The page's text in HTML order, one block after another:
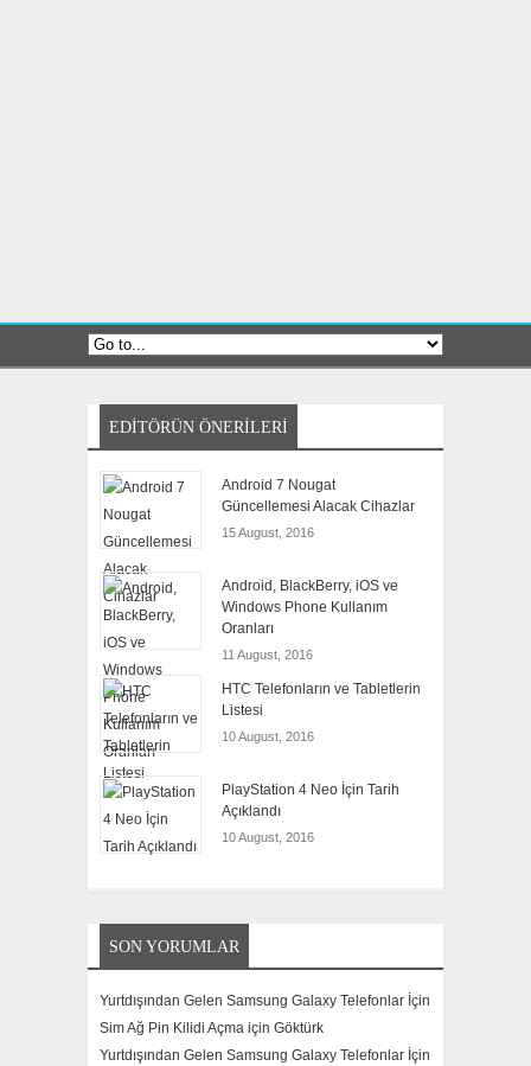
EDITÖRÜN ÖNERILERI
Android 7 Nougat
Güncellemesi Alacak Cihazlar
15 August, 2016
Android, BlackBerry, iOS ve
Windows Phone Kullanım
Oranları
11 August, 2016
HTC Telefonların ve Tabletlerin
Listesi
10 August, 2016
PlayStation 4 Neo İçin Tarih
Açıklandı
10 August, 2016
SON YORUMLAR
Yurtdışından Gelen Samsung Galaxy Telefonlar İçin
Sim Ağ Pin Kilidi Açma için Göktürk
Yurtdışından Gelen Samsung Galaxy Telefonlar İçin